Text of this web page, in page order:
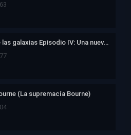
La guerra de las galaxias Episodio IV: Una nueva esperanza
(La supremacía Bourne)